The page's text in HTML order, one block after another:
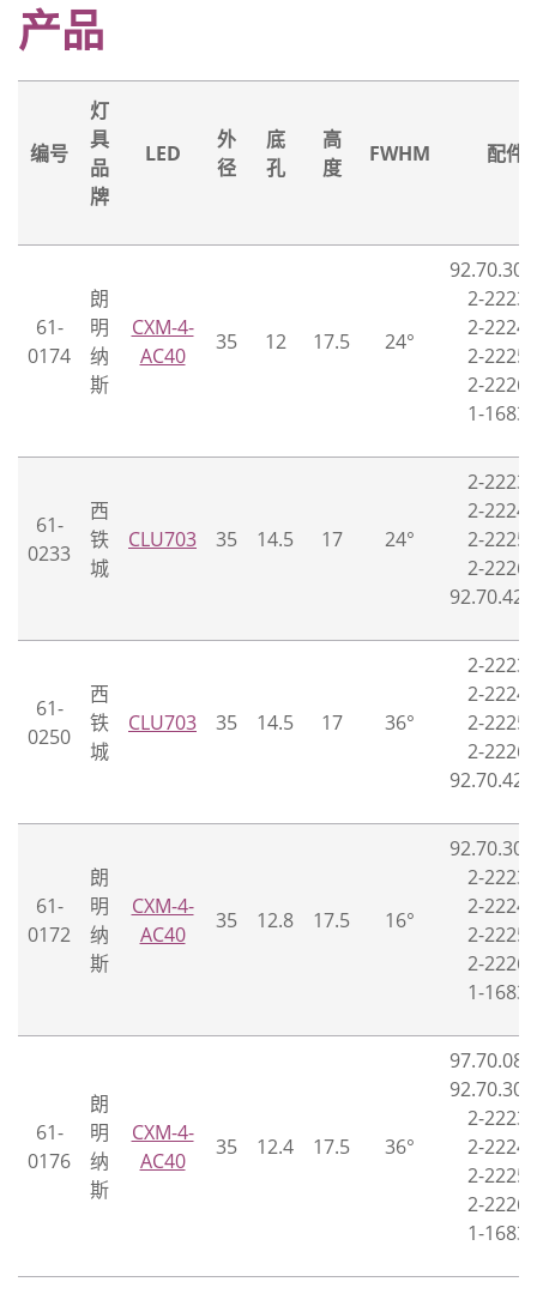
产品
编号
灯
具
品
牌
LED
外
径
底
孔
高
度
FWHM 配件
61-
0174
朗
明
纳
斯
CXM-4-
AC40
35 12 17.5 24°
2-2223-
2-2224-
2-2225-
2-2226-
1-1683-
61-
0233
西
铁
城
CLU703 35 14.5 17 24°
2-2223-
2-2224-
2-2225-
2-2226-
61-
0250
西
铁
城
CLU703 35 14.5 17 36°
2-2223-
2-2224-
2-2225-
2-2226-
61-
0172
朗
明
纳
斯
CXM-4-
AC40
35 12.8 17.5 16°
2-2223-
2-2224-
2-2225-
2-2226-
1-1683-
61-
0176
朗
明
纳
斯
CXM-4-
AC40
35 12.4 17.5 36°
2-2223-
2-2224-
2-2225-
2-2226-
1-1683-